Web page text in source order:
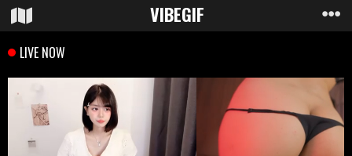
VIBEGIF